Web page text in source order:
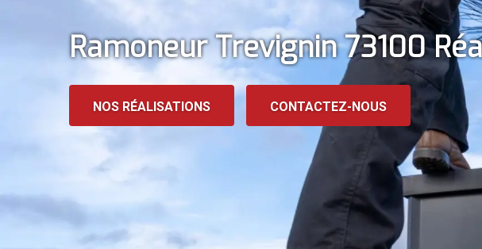
Ramoneur Trevignin 73100
NOS RÉALISATIONS CONTACTEZ-NOUS